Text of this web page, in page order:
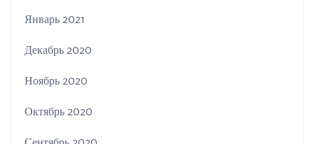
Январь 2021
Декабрь 2020
Ноябрь 2020
Октябрь 2020